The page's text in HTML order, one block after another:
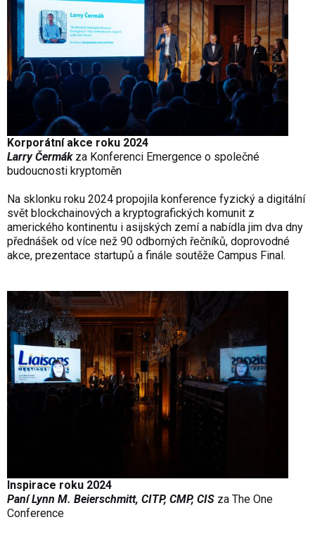
Korporátní akce roku 2024
Larry Čermákza Konferenci Emergence o společné
budoucnosti kryptoměn
Na sklonku roku 2024 propojila konference fyzický a digitální
svět blockchainových a kryptografických komunit z
amerického kontinentu i asijských zemí a nabídla jim dva dny
přednášek od více než 90 odborných řečníků, doprovodné
akce, prezentace startupů a finále soutěže Campus Final.
Inspirace roku 2024
Paní Lynn M. Beierschmitt, CITP, CMP, CIS za The One
Conference